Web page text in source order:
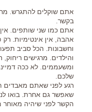
אתם שוקלים להתגרש.
בקשר.
אתם כמו שני שותפים.
אהבה, אין אינטימיות. רק
וחשבונות. הכל סביב
והילדים. מרגישים ריחוק,
ומשעממים. לא ככה
שלכם.
רגע לפני שאתם מאבדים
שאפשר גם אחרת. בואו
הקשר לפני שיהיה מאוחר